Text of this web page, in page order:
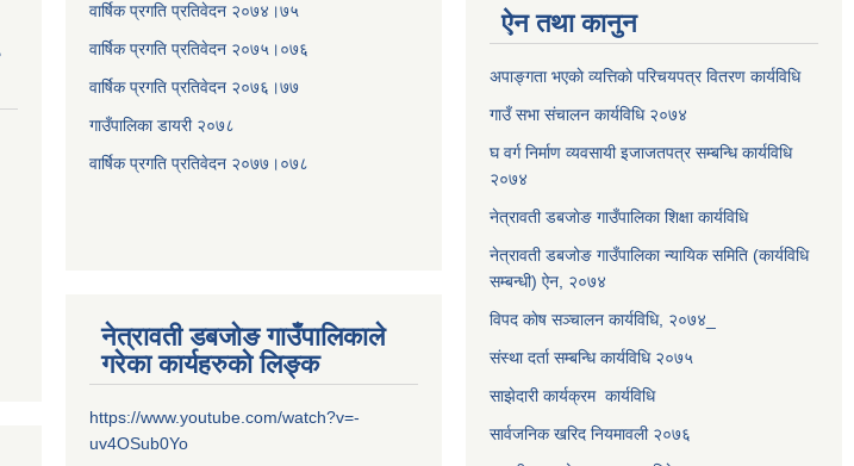
वार्षिक प्रगति प्रतिवेदन २०७४।७५
वार्षिक प्रगति प्रतिवेदन २०७५।०७६
वार्षिक प्रगति प्रतिवेदन २०७६।७७
गाउँपालिका डायरी २०७८
वार्षिक प्रगति प्रतिवेदन २०७७।०७८
नेत्रावती डबजोङ गाउँपालिकाले
गरेका कार्यहरुको लिङ्क
https://www.youtube.com/watch?v=-
uv4OSub0Yo
ऐन तथा कानुन
अपाङ्गता भएकाे व्यत्तिकाे परिचयपत्र वितरण कार्यविधि
गाउँ सभा संचालन कार्यविधि २०७४
घ वर्ग निर्माण व्यवसायी इजाजतपत्र सम्बन्धि कार्यविधि
२०७४
नेत्रावती डबजाेङ गाउँपालिका शिक्षा कार्यविधि
नेत्रावती डबजोङ गाउँपालिका न्यायिक समिति (कार्यविधि
सम्बन्धी) ऐन, २०७४
विपद काेष सञ्चालन कार्यविधि, २०७४_
संस्था दर्ता सम्बन्धि कार्यविधि २०७५
साझेदारी कार्यक्रम कार्यविधि
सार्वजनिक खरिद नियमावली २०७६